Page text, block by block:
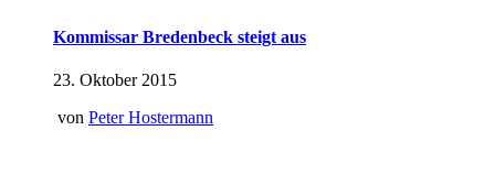
Kommissar Bredenbeck steigt aus
23. Oktober 2015
von Peter Hostermann